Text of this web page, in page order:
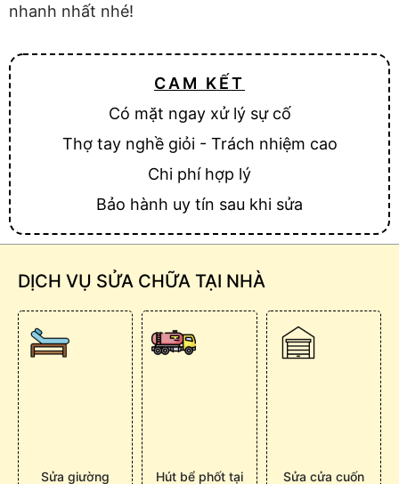
nhanh nhất nhé!
CAM KẾT
Có mặt ngay xử lý sự cố
Thợ tay nghề giỏi - Trách nhiệm cao
Chi phí hợp lý
Bảo hành uy tín sau khi sửa
DỊCH VỤ SỬA CHỮA TẠI NHÀ
Sửa giường
Hút bể phốt tại
Sửa cửa cuốn